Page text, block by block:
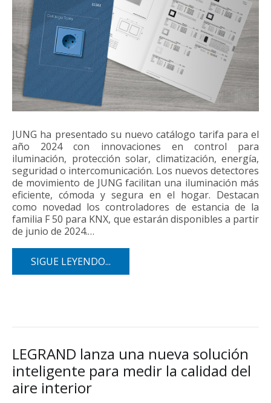
JUNG ha presentado su nuevo catálogo tarifa para el
año 2024 con innovaciones en control para
iluminación, protección solar, climatización, energía,
seguridad o intercomunicación. Los nuevos detectores
de movimiento de JUNG facilitan una iluminación más
eficiente, cómoda y segura en el hogar. Destacan
como novedad los controladores de estancia de la
familia F 50 para KNX, que estarán disponibles a partir
de junio de 2024.…
SIGUE LEYENDO...
LEGRAND lanza una nueva solución
inteligente para medir la calidad del
aire interior